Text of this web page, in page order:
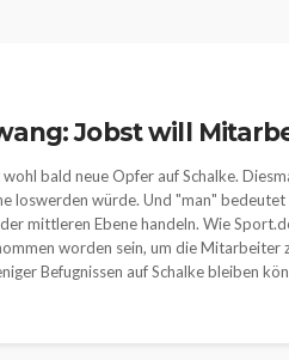
Jobst will
bald neue Opfer auf Schalke.
loswerden würde. Und "man"
mittleren Ebene handeln. Wie
worden sein, um die Mitarbeiter
Befugnissen auf Schalke bleiben